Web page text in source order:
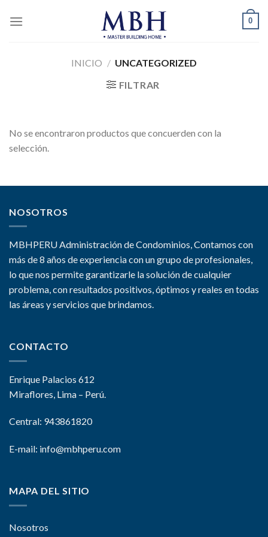
0
INICIO / UNCATEGORIZED
FILTRAR
No se encontraron productos que concuerden con la
selección.
NOSOTROS
MBHPERU Administración de Condominios, Contamos con
más de 8 años de experiencia con un grupo de profesionales,
lo que nos permite garantizarle la solución de cualquier
problema, con resultados positivos, óptimos y reales en todas
las áreas y servicios que brindamos.
CONTACTO
Enrique Palacios 612
Miraflores, Lima – Perú.
Central: 943861820
E-mail: info@mbhperu.com
MAPA DEL SITIO
Nosotros